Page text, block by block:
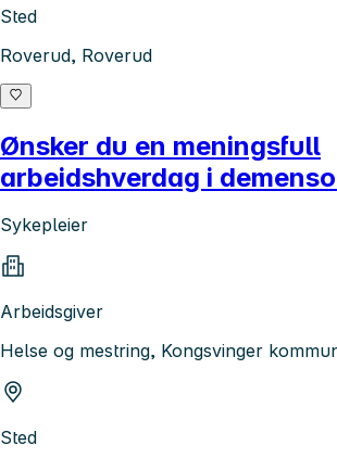
Sted
Roverud, Roverud
Ønsker du en meningsfull
arbeidshverdag i
Sykepleier
Arbeidsgiver
Helse og mestring, Kongsvinger
Sted